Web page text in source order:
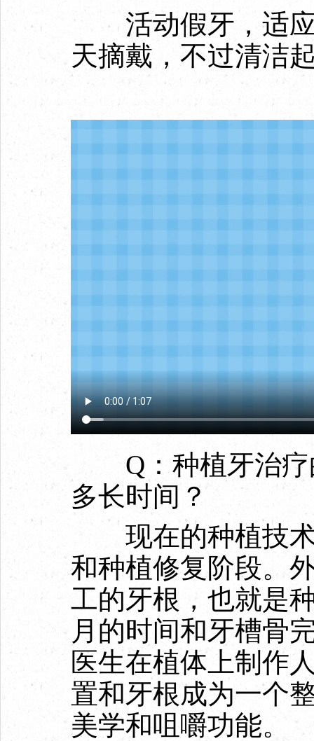
活动假牙，适应
天摘戴，不过清洁
Q：种植牙治疗
多长时间？
现在的种植技术
和种植修复阶段。
工的牙根，也就是
月的时间和牙槽骨
医生在植体上制作
置和牙根成为一个
美学和咀嚼功能。